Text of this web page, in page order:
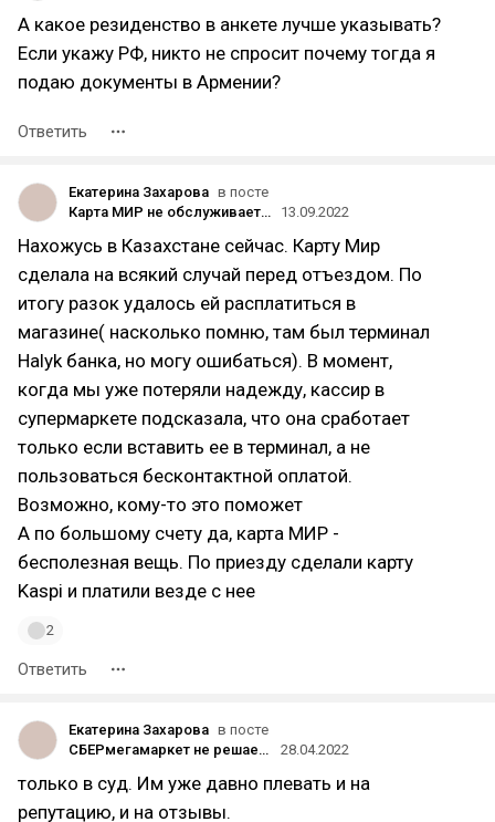
А какое резиденство в анкете лучше указывать?
Если укажу РФ, никто не спросит почему тогда я
подаю документы в Армении?
Ответить
Екатерина Захарова в посте
Карта МИР не обслуживается в Казахстане
13.09.2022
Нахожусь в Казахстане сейчас. Карту Мир
сделала на всякий случай перед отъездом. По
итогу разок удалось ей расплатиться в
магазине( насколько помню, там был терминал
Halyk банка, но могу ошибаться). В момент,
когда мы уже потеряли надежду, кассир в
супермаркете подсказала, что она сработает
только если вставить ее в терминал, а не
пользоваться бесконтактной оплатой.
Возможно, кому-то это поможет
А по большому счету да, карта МИР -
бесполезная вещь. По приезду сделали карту
Kaspi и платили везде с нее
2
Ответить
Екатерина Захарова в посте
СБЕРмегамаркет не решает проблему с бракованным товаром. Коротко о том, как СБЕР губит бизнес, который скупает
28.04.2022
только в суд. Им уже давно плевать и на
репутацию, и на отзывы.